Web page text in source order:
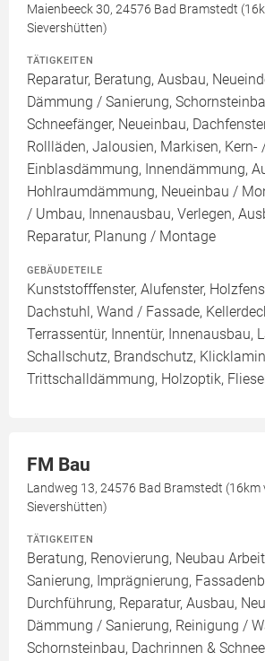
Maienbeeck 30, 24576 Bad Bramstedt
Sievershütten)
TÄTIGKEITEN
Reparatur, Beratung, Ausbau,
Dämmung / Sanierung,
Schneefänger, Neueinbau,
Rollläden, Jalousien, Markisen, Kern-
Einblasdämmung, Innendämmung,
Hohlraumdämmung, Neueinbau /
/ Umbau, Innenausbau, Verlegen,
Reparatur, Planung / Montage
GEBÄUDETEILE
Kunststofffenster, Alufenster,
Dachstuhl, Wand / Fassade,
Terrassentür, Innentür, Innenausbau,
Schallschutz, Brandschutz,
Trittschalldämmung, Holzoptik,
FM Bau
Landweg 13, 24576 Bad Bramstedt (16km
Sievershütten)
TÄTIGKEITEN
Beratung, Renovierung, Neubau
Sanierung, Imprägnierung,
Durchführung, Reparatur, Ausbau,
Dämmung / Sanierung, Reinigung /
Schornsteinbau, Dachrinnen &